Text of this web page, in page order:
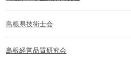
島根県技術士会
島根経営品質研究会